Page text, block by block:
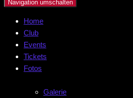
Navigation umschalten
Home
Club
Events
Tickets
Fotos
Galerie